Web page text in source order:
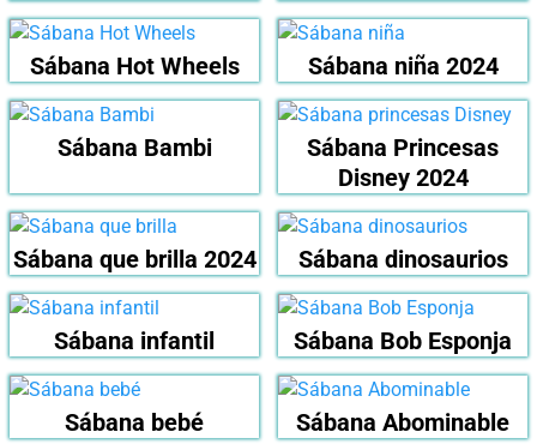
Sábana Hot Wheels Sábana niña 2024
Sábana Bambi
Sábana Princesas
Disney 2024
Sábana que brilla 2024 Sábana dinosaurios
Sábana infantil Sábana Bob Esponja
Sábana bebé Sábana Abominable